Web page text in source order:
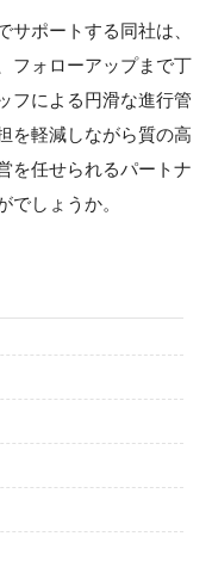
ポートする同社は、
フォローアップまで丁
フによる円滑な進行管
を軽減しながら質の高
を任せられるパートナ
でしょうか。